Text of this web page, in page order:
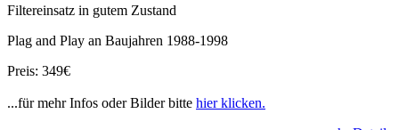
Filtereinsatz in gutem Zustand
Plag and Play an Baujahren 1988-1998
Preis: 349€
...für mehr Infos oder Bilder bitte hier klicken.